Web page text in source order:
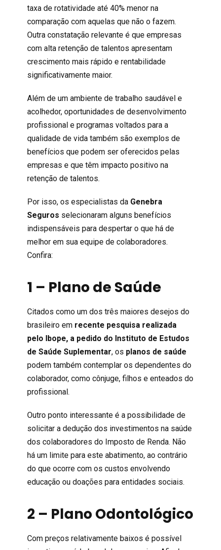
taxa de rotatividade até 40% menor na
comparação com aquelas que não o fazem.
Outra constatação relevante é que empresas
com alta retenção de talentos apresentam
crescimento mais rápido e rentabilidade
significativamente maior.
Além de um ambiente de trabalho saudável e
acolhedor, oportunidades de desenvolvimento
profissional e programas voltados para a
qualidade de vida também são exemplos de
benefícios que podem ser oferecidos pelas
empresas e que têm impacto positivo na
retenção de talentos.
Por isso, os especialistas da Genebra
Seguros selecionaram alguns benefícios
indispensáveis para despertar o que há de
melhor em sua equipe de colaboradores.
Confira:
1 – Plano de Saúde
Citados como um dos três maiores desejos do
brasileiro em recente pesquisa realizada
pelo Ibope, a pedido do Instituto de Estudos
de Saúde Suplementar, os planos de saúde
podem também contemplar os dependentes do
colaborador, como cônjuge, filhos e enteados do
profissional.
Outro ponto interessante é a possibilidade de
solicitar a dedução dos investimentos na saúde
dos colaboradores do Imposto de Renda. Não
há um limite para este abatimento, ao contrário
do que ocorre com os custos envolvendo
educação ou doações para entidades sociais.
2 – Plano Odontológico
Com preços relativamente baixos é possível